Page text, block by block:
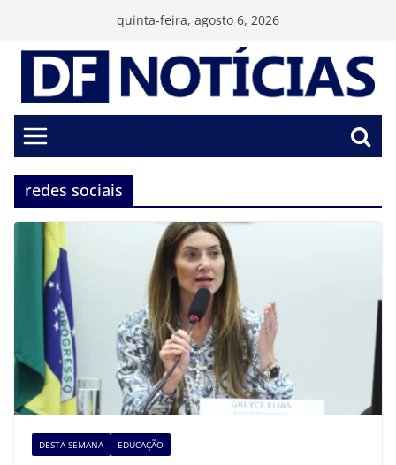
conteúdo
quinta-feira, agosto 6, 2026
redes sociais
DESTA SEMANA EDUCAÇÃO